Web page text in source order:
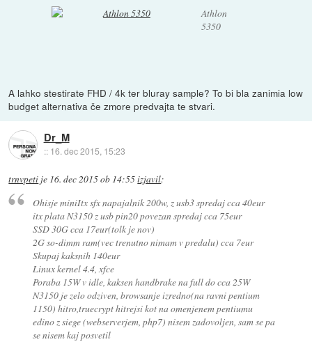
Athlon
5350
A lahko stestirate FHD / 4k ter bluray sample? To bi bla zanimia low
budget alternativa če zmore predvajta te stvari.
Dr_M
:: 16. dec 2015, 15:23
trnvpeti je 16. dec 2015 ob 14:55izjavil:
Ohisje miniItx sfx napajalnik 200w, z usb3 spredaj cca 40eur
itx plata N3150 z usb pin20 povezan spredaj cca 75eur
SSD 30G cca 17eur(tolk je nov)
2G so-dimm ram(vec trenutno nimam v predalu) cca 7eur
Skupaj kaksnih 140eur
Linux kernel 4.4, xfce
Poraba 15W v idle, kaksen handbrake na full do cca 25W
N3150 je zelo odziven, browsanje izredno(na ravni pentium
1150) hitro,truecrypt hitrejsi kot na omenjenem pentiumu
edino z siege (webserverjem, php7) nisem zadovoljen, sam se pa
se nisem kaj posvetil